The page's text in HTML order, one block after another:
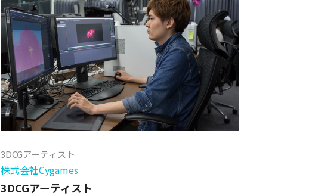
3DCGアーティスト
株式会社Cygames
3DCGアーティスト